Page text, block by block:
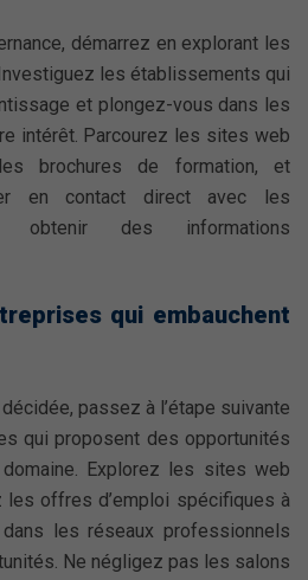
démarrez en explorant les
les établissements qui
et plongez-vous dans les
intérêt. Parcourez les sites web
brochures de formation, et
en contact direct avec les
obtenir des informations
qui embauchent
passez à l’étape suivante
qui proposent des opportunités
domaine. Explorez les sites web
offres d’emploi spécifiques à
dans les réseaux professionnels
Ne négligez pas les salons